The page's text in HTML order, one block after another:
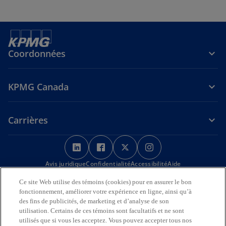
Coordonnées
KPMG Canada
Carrières
s
’
o
v
r
e
s
’
o
u
v
r
e
s
’
o
v
r
e
’
o
v
r
e
Avis juridiqueConfidentialitéAccessibilitéAide
Nous reconnaissons en toute déférence que les bureaux de KPMG
sur l’Île de la Tortue (Amérique du Nord) sont situés sur les
territoires traditionnels, visés par traité et non cédés des Premières
Nations, des Inuits et des Métis.
Ce site Web utilise des témoins (cookies) pour en assurer le bon
fonctionnement, améliorer votre expérience en ligne, ainsi qu’à
des fins de publicités, de marketing et d’analyse de son
utilisation. Certains de ces témoins sont facultatifs et ne sont
utilisés que si vous les acceptez. Vous pouvez accepter tous nos